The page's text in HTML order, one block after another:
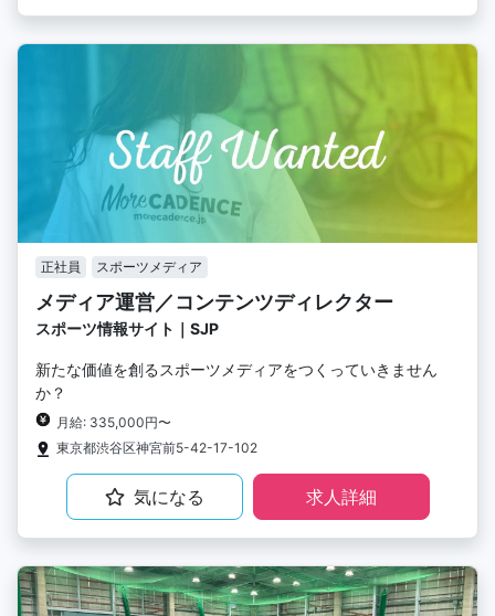
正社員 スポーツメディア
メディア運営／コンテンツディレクター
スポーツ情報サイト｜SJP
新たな価値を創るスポーツメディアをつくっていきません
か？
月給: 335,000円〜
東京都渋谷区神宮前5-42-17-102
気になる 求人詳細